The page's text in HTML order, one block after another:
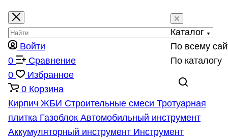
Каталог
По всему
По каталогу
Войти
0
Сравнение
0
Избранное
0 Корзина
Кирпич ЖБИ Строительные смеси Тротуарная
плитка Газоблок Автомобильный инструмент
Аккумуляторный инструмент Инструмент